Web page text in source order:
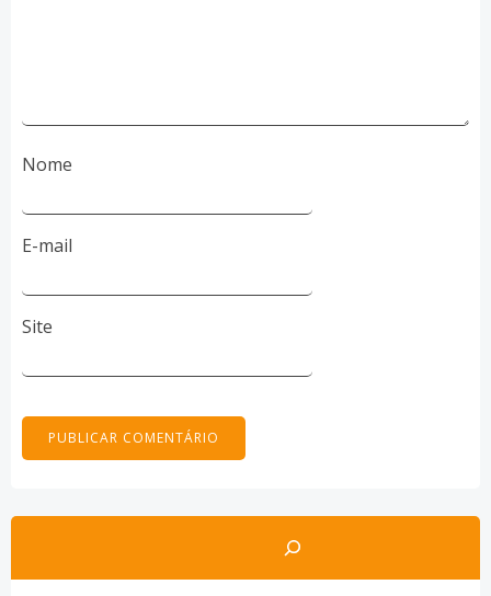
Nome
E-mail
Site
Pesquisar